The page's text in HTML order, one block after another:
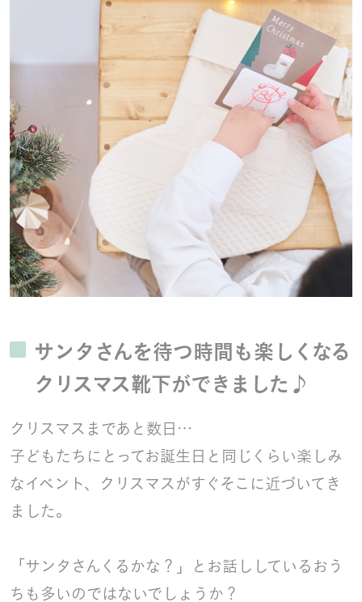
サンタさんを待つ時間も楽しくなる
クリスマス靴下ができました♪
クリスマスまであと数日…
子どもたちにとってお誕生日と同じくらい楽しみ
なイベント、クリスマスがすぐそこに近づいてき
ました。
「サンタさんくるかな？」とお話ししているおう
ちも多いのではないでしょうか？